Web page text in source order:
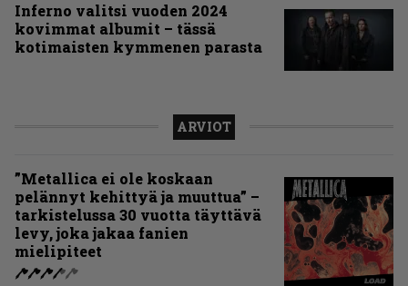
Inferno valitsi vuoden 2024
kovimmat albumit – tässä
kotimaisten kymmenen parasta
ARVIOT
”Metallica ei ole koskaan
pelännyt kehittyä ja muuttua” –
tarkistelussa 30 vuotta täyttävä
levy, joka jakaa fanien
mielipiteet